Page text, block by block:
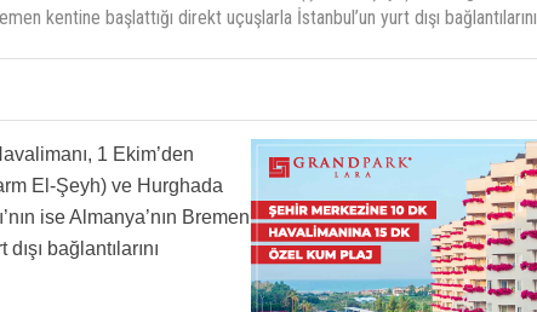
kentine başlattığı direkt uçuşlarla İstanbul’un yurt dışı bağlantılarını
1 Ekim’den
El-Şeyh) ve Hurghada
ise Almanya’nın Bremen
bağlantılarını